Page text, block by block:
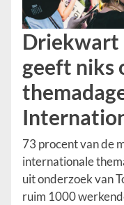
Driekwart
geeft niks
73 procent van de
internationale
uit onderzoek van
ruim 1000